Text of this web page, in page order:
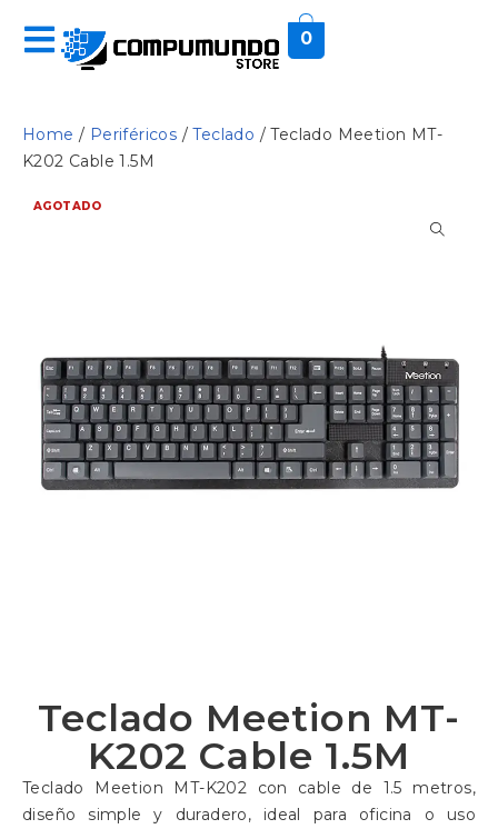
0
Home / Periféricos /Teclado / Teclado Meetion MT-
K202 Cable 1.5M
AGOTADO
Teclado Meetion MT-
K202 Cable 1.5M
Teclado Meetion MT-K202 con cable de 1.5 metros,
diseño simple y duradero, ideal para oficina o uso